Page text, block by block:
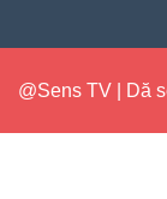
@Sens TV | Dă